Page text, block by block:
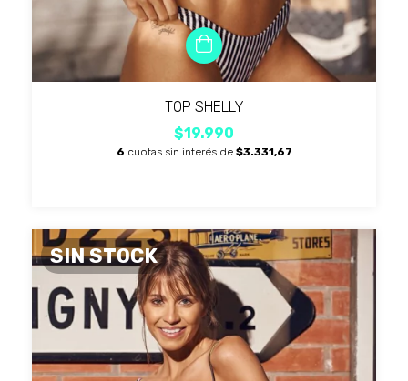
TOP SHELLY
$19.990
6 cuotas sin interés de $3.331,67
SIN STOCK